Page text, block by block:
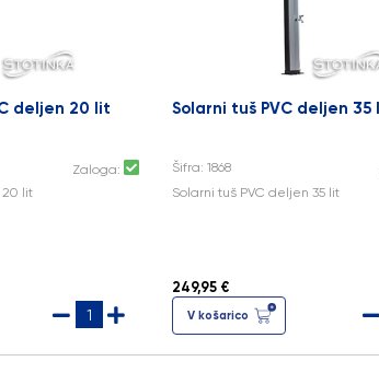
deljen 20 lit
Zaloga:
20 lit
Solarni tuš PVC deljen 35
Šifra: 1868
Solarni tuš PVC deljen 35 lit
249,95 €
V košarico